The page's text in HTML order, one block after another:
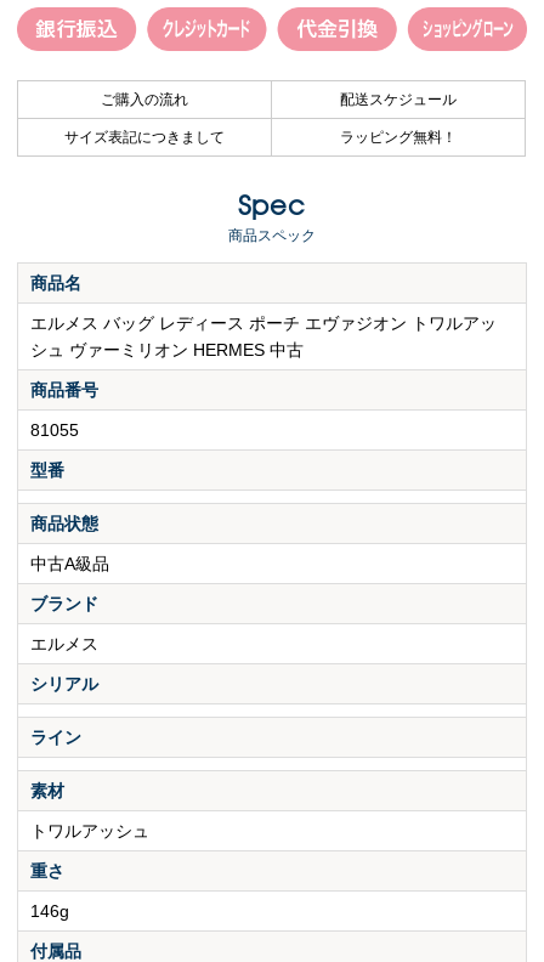
ご購入の流れ 配送スケジュール
サイズ表記につきまして ラッピング無料！
Spec
商品スペック
商品名
エルメス バッグ レディース ポーチ エヴァジオン トワルアッ
シュ ヴァーミリオン HERMES 中古
商品番号
81055
型番
商品状態
中古A級品
ブランド
エルメス
シリアル
ライン
素材
トワルアッシュ
重さ
146g
付属品